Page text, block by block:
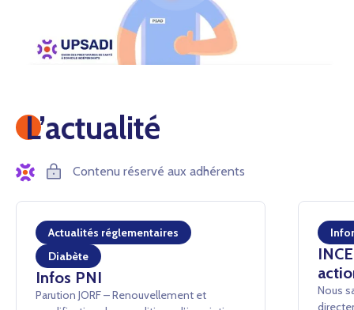
L’actualité
Contenu réservé aux adhérents
Actualités réglementaires
Diabète
Infos PNI
Parution JORF – Renouvellement et
Nous